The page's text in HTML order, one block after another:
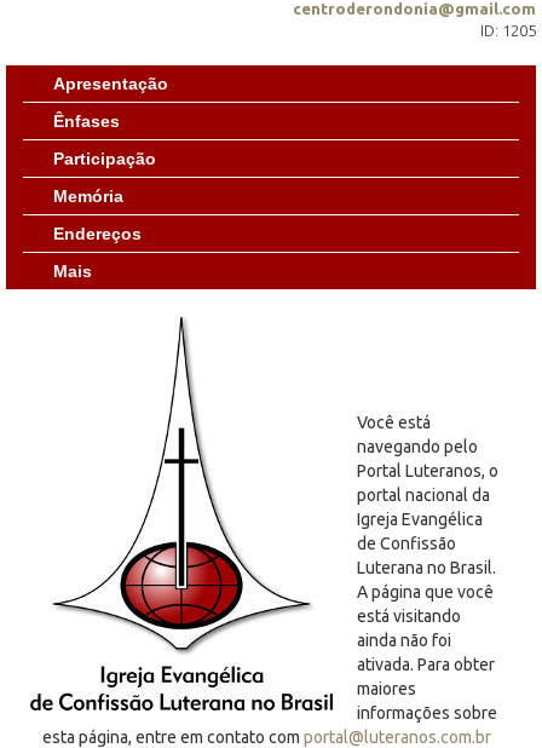
centroderondonia@gmail.com
ID: 1205
Apresentação
Ênfases
Participação
Memória
Endereços
Mais
Você está
navegando pelo
Portal Luteranos, o
portal nacional da
Igreja Evangélica
de Confissão
Luterana no Brasil.
A página que você
está visitando
ainda não foi
ativada. Para obter
maiores
informações sobre
esta página, entre em contato com portal@luteranos.com.br